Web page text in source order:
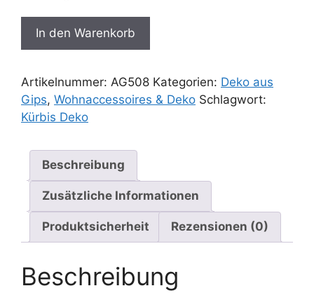
Deko
In den Warenkorb
Artikelnummer: AG508 Kategorien: Deko aus
Gips, Wohnaccessoires & Deko Schlagwort:
Kürbis Deko
Beschreibung
Zusätzliche Informationen
Produktsicherheit Rezensionen (0)
Beschreibung